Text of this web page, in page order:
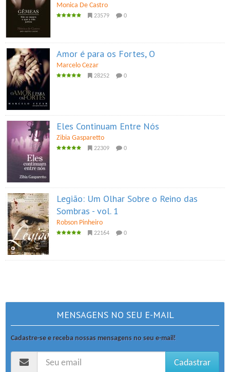
Monica De Castro
23579 0
Amor é para os Fortes, O
Marcelo Cezar
28252 0
Eles Continuam Entre Nós
Zibia Gasparetto
22309 0
Legião: Um Olhar Sobre o Reino das
Sombras - vol. 1
Robson Pinheiro
22164 0
MENSAGENS NO SEU E-MAIL
Cadastre-se e receba nossas mensagens no seu e-mail!
Cadastrar